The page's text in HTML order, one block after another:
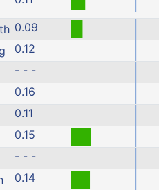
0.09
0.12
- - -
0.16
0.11
0.15
- - -
0.14